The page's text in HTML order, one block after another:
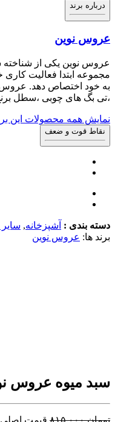
درباره برند
عروس نوین
،تی بگ های چوبی ،سطل برنج و قند و شکر
نمایش همه محصولات این
نقاط قوت و ضعف
دسته بندی : آشپزخانه, سایر
برند ها: عروس نوین
سبد میوه عروس